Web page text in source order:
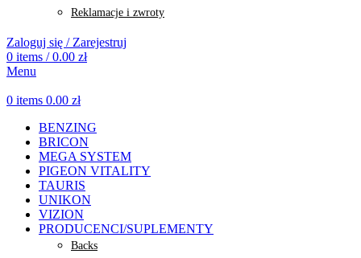
Reklamacje i zwroty
Zaloguj się / Zarejestruj
0 items / 0.00 zł
Menu
0 items 0.00 zł
BENZING
BRICON
MEGA SYSTEM
PIGEON VITALITY
TAURIS
UNIKON
VIZION
PRODUCENCI/SUPLEMENTY
Backs